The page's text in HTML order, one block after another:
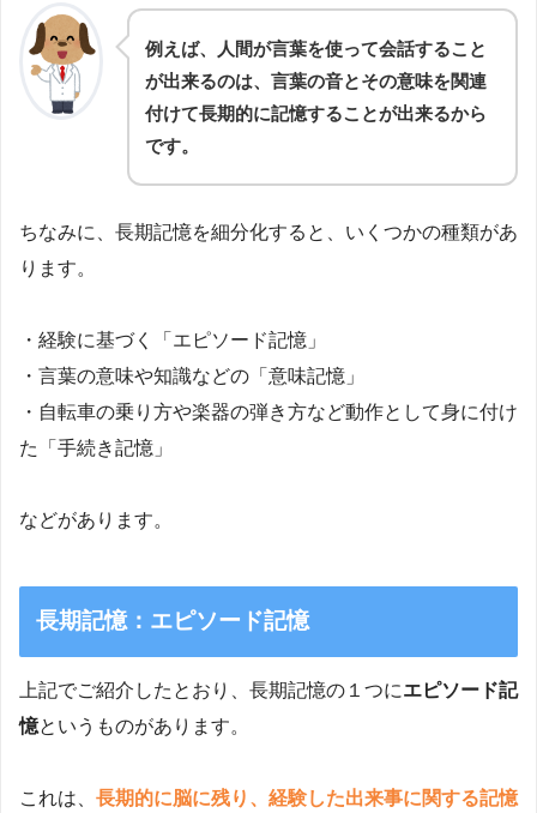
例えば、人間が言葉を使って会話すること
が出来るのは、言葉の音とその意味を関連
付けて長期的に記憶することが出来るから
です。
ちなみに、長期記憶を細分化すると、いくつかの種類があ
ります。
・経験に基づく「エピソード記憶」
・言葉の意味や知識などの「意味記憶」
・自転車の乗り方や楽器の弾き方など動作として身に付け
た「手続き記憶」
などがあります。
長期記憶：エピソード記憶
上記でご紹介したとおり、長期記憶の１つにエピソード記
憶というものがあります。
これは、 長期的に脳に残り、経験した出来事に関する記憶